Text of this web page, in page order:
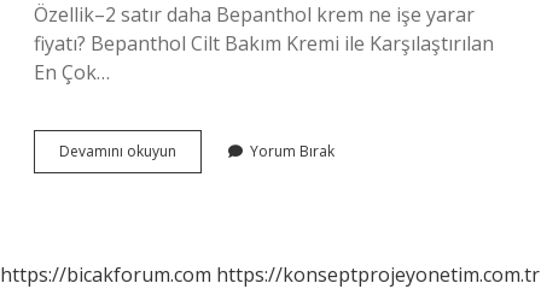
Özellik–2 satır daha Bepanthol krem ne işe yarar
fiyatı? Bepanthol Cilt Bakım Kremi ile Karşılaştırılan
En Çok…
Devamını okuyun Bepanthol
Eczanede
Yorum Bırak
https://bicakforum.com https://konseptprojeyonetim.com.tr